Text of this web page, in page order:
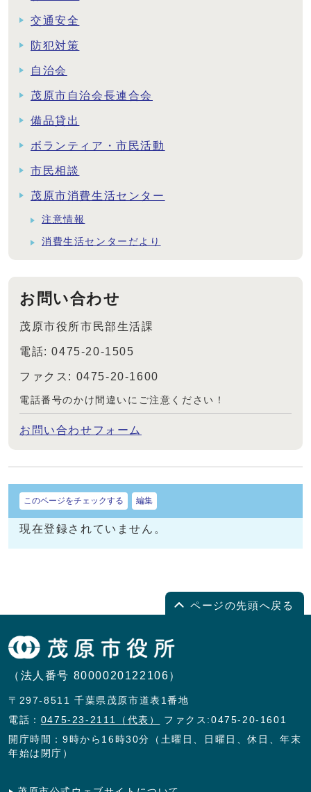
交通安全
防犯対策
自治会
茂原市自治会長連合会
備品貸出
ボランティア・市民活動
市民相談
茂原市消費生活センター
注意情報
消費生活センターだより
お問い合わせ
茂原市役所市民部生活課
電話: 0475-20-1505
ファクス: 0475-20-1600
電話番号のかけ間違いにご注意ください！
お問い合わせフォーム
このページをチェックする 編集
現在登録されていません。
ページの先頭へ戻る
（法人番号 8000020122106）
〒297-8511 千葉県茂原市道表1番地
電話： 0475-23-2111（代表）
ファクス:0475-20-1601
開庁時間：9時から16時30分（土曜日、日曜日、休日、年末
年始は閉庁）